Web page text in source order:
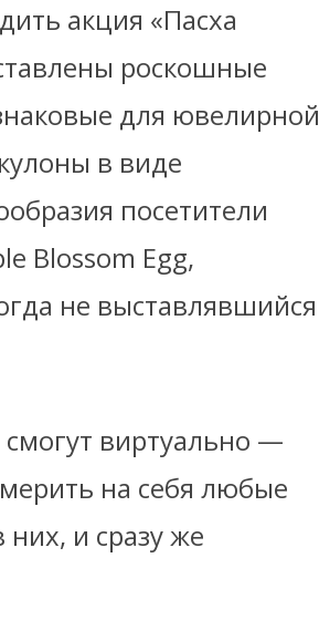
акция «Пасха
роскошные
для ювелирной
в виде
посетители
Blossom Egg,
не выставлявшийся
смогут виртуально —
на себя любые
и сразу же